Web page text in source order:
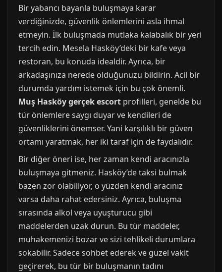
Bir yabancı bayanla buluşmaya karar
verdiğinizde, güvenlik önlemlerini asla ihmal
etmeyin. İlk buluşmada mutlaka kalabalık bir yeri
tercih edin. Mesela Hasköy’deki bir kafe veya
restoran, bu konuda idealdir. Ayrıca, bir
arkadaşınıza nerede olduğunuzu bildirin. Acil bir
durumda yardım istemek için bu çok önemli.
Muş Hasköy gerçek escort profilleri, genelde bu
tür önlemlere saygı duyar ve kendileri de
güvenliklerini önemser. Yani karşılıklı bir güven
ortamı yaratmak, her iki taraf için de faydalıdır.
Bir diğer öneri ise, her zaman kendi aracınızla
buluşmaya gitmeniz. Hasköy’de taksi bulmak
bazen zor olabiliyor, o yüzden kendi aracınız
varsa daha rahat edersiniz. Ayrıca, buluşma
sırasında alkol veya uyuşturucu gibi
maddelerden uzak durun. Bu tür maddeler,
muhakemenizi bozar ve sizi tehlikeli durumlara
sokabilir. Sadece sohbet ederek ve güzel vakit
geçirerek, bu tür bir buluşmanın tadını